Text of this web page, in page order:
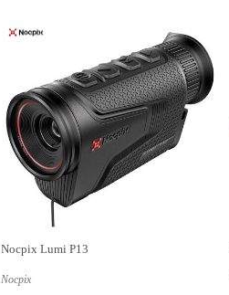
Nocpix Lumi P13
Nocpix